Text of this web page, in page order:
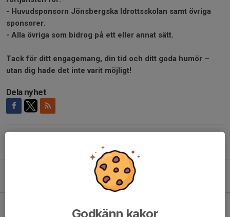
- Huvudsponsorn Jönsbergska Idrottsskolan samt övriga
sponsorer.
- Alla övriga som bidrog på ett eller annat sätt.
Tack för ditt engagemang, din tid och ditt goda humör –
utan dig hade det inte varit möjligt!
Dela nyhet
SAIS Dam-IK Viljan Strängnäs, lör 8/8 kl 13.00
31 jul, 11:00Godkänn kakor